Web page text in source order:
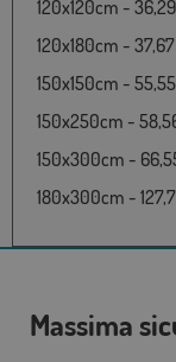
120x120cm -
120x180cm -
150x150cm -
150x250cm -
150x300cm -
180x300cm -
Massima